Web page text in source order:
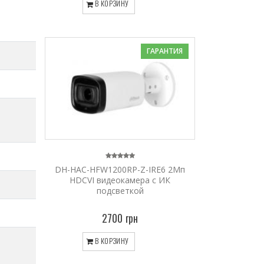
В КОРЗИНУ
ГАРАНТИЯ
DH-HAC-HFW1200RP-Z-IRE6 2Мп
HDCVI видеокамера с ИК
подсветкой
2700 грн
В КОРЗИНУ